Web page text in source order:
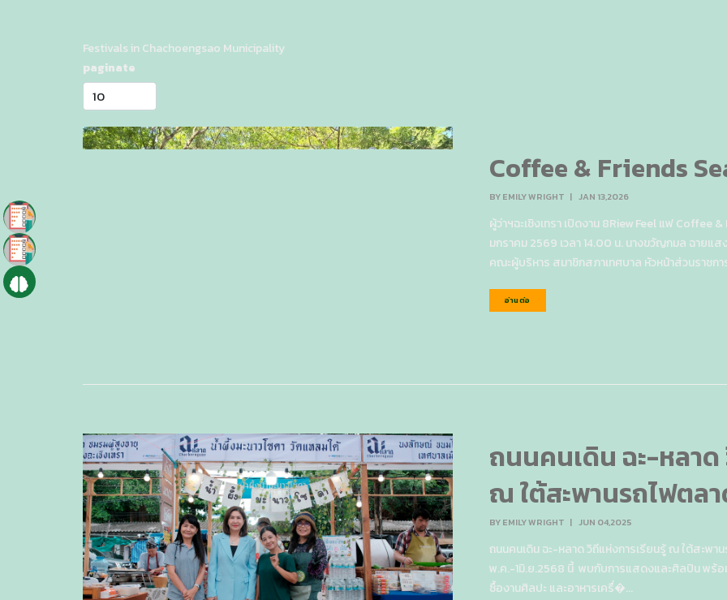
Festivals in Chachoengsao Municipality
paginate
Coffee & Friends
BYEMILY WRIGHT | JAN 13,2026
ผู้ว่าฯฉะเชิงเทรา เปิดงาน 8Riew Feel แฟ Coffee
มกราคม 2569 เวลา 14.00 น. นางขวัญกมล ฉายแส
คณะผู้บริหาร สมาชิกสภาเทศบาล หัวหน้าส่วนราชก
อ่านต่อ
ถนนคนเดิน ฉะ-หลาด
ณ ใต้สะพานรถไฟตล
BYEMILY WRIGHT | JUN 04,2025
ถนนคนเดิน ฉะ-หลาด วิถีแห่งการเรียนรู้ ณ ใต้สะพา
พ.ค.-1มิ.ย.2568 นี้ พบกับการแสดงและศิลปิน พร้อ
ซื้องานศิลปะ และอาหารเครื่�...